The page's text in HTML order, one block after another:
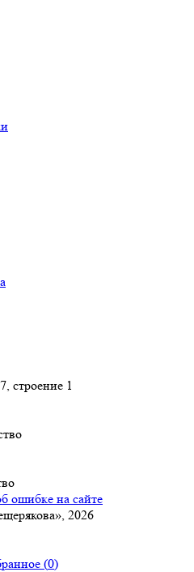
строение 1
ошибке на сайте
2026
(0)